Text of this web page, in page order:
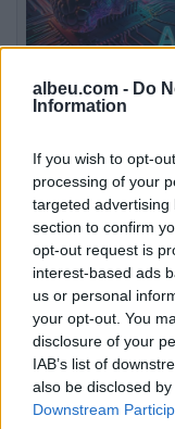
albeu.com - Do
Information
If you wish to opt-
processing of your
targeted
section to confirm
opt-out request is
interest-based ads
us or personal
your opt-out. You
disclosure of your
IAB’s list of
also be disclosed
Downstream